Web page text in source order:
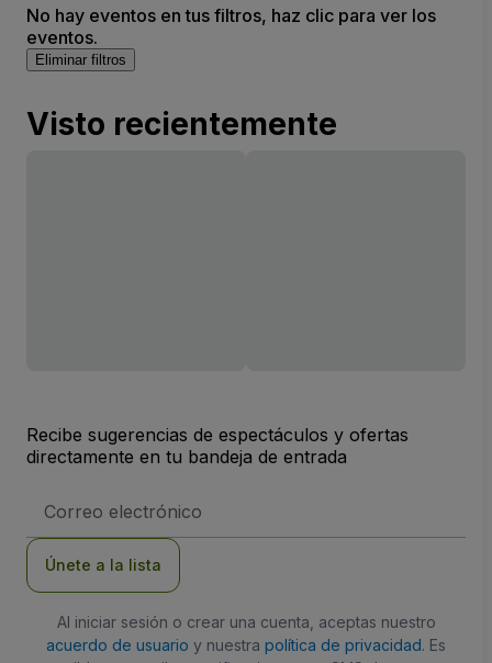
No hay eventos en tus filtros, haz clic para ver los
eventos.
Eliminar filtros
Visto recientemente
Recibe sugerencias de espectáculos y ofertas
directamente en tu bandeja de entrada
de
Únete a la lista
Al iniciar sesión o crear una cuenta, aceptas nuestro
acuerdo de usuario y nuestra política de privacidad. Es